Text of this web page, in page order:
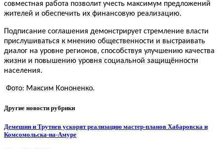
совместная работа позволит учесть максимум предложений
жителей и обеспечить их финансовую реализацию.
Подписание соглашения демонстрирует стремление власти
прислушиваться к мнению общественности и выстраивать
диалог на уровне регионов, способствуя улучшению качества
жизни и повышению уровня социальной защищённости
населения.
Фото: Максим Кононенко.
Другие новости рубрики
Демешин и Трутнев ускорят реализацию мастер-планов Хабаровска и
Комсомольска-на-Амуре